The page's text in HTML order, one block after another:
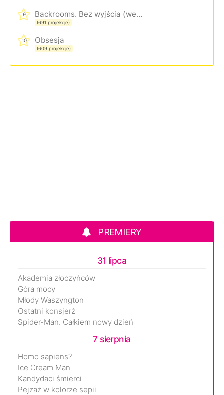
9 Backrooms. Bez wyjścia (wersja rozszerzona)
(691 projekcje)
10 Obsesja
(609 projekcje)
PREMIERY
31 lipca
Akademia złoczyńców
Góra mocy
Młody Waszyngton
Ostatni konsjerż
Spider-Man. Całkiem nowy dzień
7 sierpnia
Homo sapiens?
Ice Cream Man
Kandydaci śmierci
Pejzaż w kolorze sepii